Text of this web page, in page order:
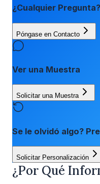
¿Cualquier
Póngase en Contacto
Ver una Muestra
Solicitar una Muestra
Se le olvidó algo?
Solicitar Personalización
¿Por Qué